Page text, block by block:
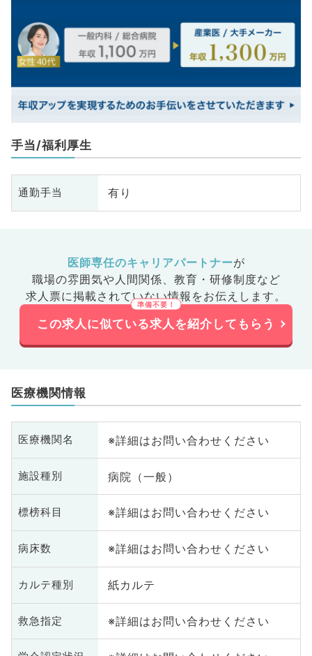
手当/福利厚生
通勤手当 有り
医師専任のキャリアパートナーが
職場の雰囲気や人間関係、 教育・研修制度など
求人票に掲載されていない情報をお伝えします。
この求人に似ている求人を紹介してもらう
医療機関情報
医療機関名 ※詳細はお問い合わせください
施設種別 病院（一般）
標榜科目 ※詳細はお問い合わせください
病床数 ※詳細はお問い合わせください
カルテ種別 紙カルテ
救急指定 ※詳細はお問い合わせください